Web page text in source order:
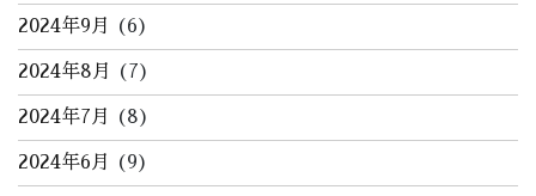
2024年9月 (6)
2024年8月 (7)
2024年7月 (8)
2024年6月 (9)